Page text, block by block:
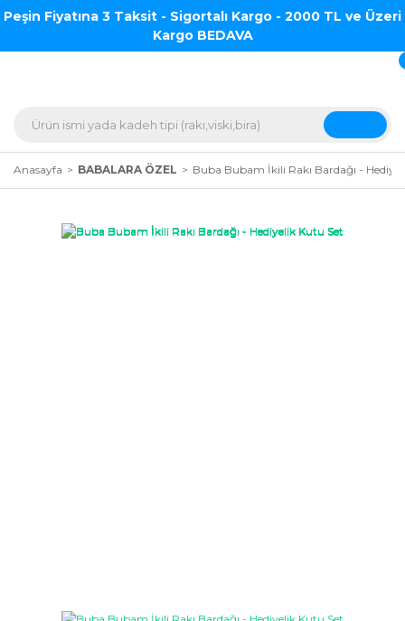
Peşin Fiyatına 3 Taksit - Sigortalı Kargo - 2000 TL ve Üzeri
Kargo BEDAVA
Anasayfa BABALARA ÖZEL Buba Bubam İkili Rakı Bardağı -